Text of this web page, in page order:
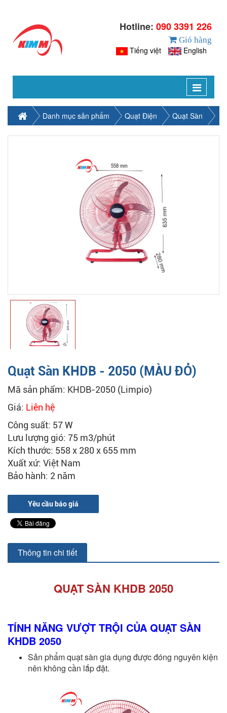
Hotline: 090 3391 226
Giỏ hàng
Tiếng việt English
Toggle
Danh mục sản phẩm Quạt Điện Quạt Sàn
Quạt Sàn KHDB - 2050 (MÀU ĐỎ)
Mã sản phẩm: KHDB-2050 (Limpio)
Giá: Liên hệ
Công suất: 57 W
Lưu lượng gió: 75 m3/phút
Kích thước: 558 x 280 x 655 mm
Xuất xứ: Việt Nam
Bảo hành: 2 năm
Yêu cầu báo giá
Thông tin chi tiết
QUẠT SÀN KHDB 2050
TÍNH NĂNG VƯỢT TRỘI CỦA QUẠT SÀN
KHDB 2050
Sản phẩm quạt sàn gia dụng được đóng nguyên kiện
nên không cần lắp đặt.